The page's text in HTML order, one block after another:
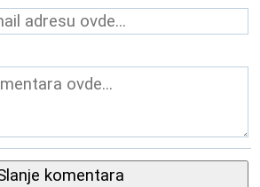
komentara